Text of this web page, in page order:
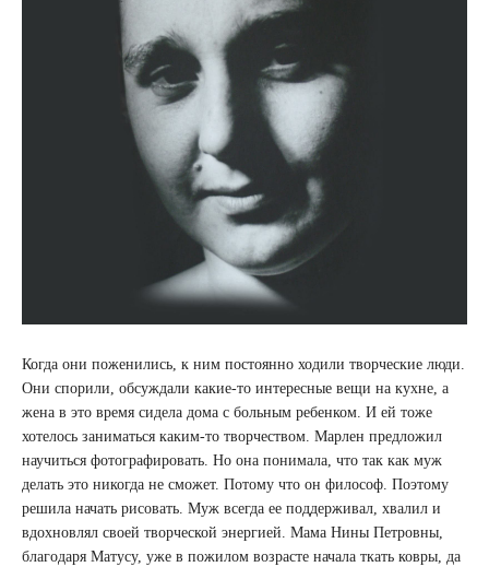
Когда они поженились, к ним постоянно ходили творческие люди.
Они спорили, обсуждали какие-то интересные вещи на кухне, а
жена в это время сидела дома с больным ребенком. И ей тоже
хотелось заниматься каким-то творчеством. Марлен предложил
научиться фотографировать. Но она понимала, что так как муж
делать это никогда не сможет. Потому что он философ. Поэтому
решила начать рисовать. Муж всегда ее поддерживал, хвалил и
вдохновлял своей творческой энергией. Мама Нины Петровны,
благодаря Матусу, уже в пожилом возрасте начала ткать ковры, да